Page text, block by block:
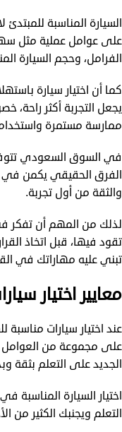
السيارة المناسبة
على عوامل عملية مثل
الفرامل، وحجم السيارة
كما أن اختيار سيارة
يجعل التجربة أكثر
ممارسة مستمرة واستخدام
في السوق السعودي تتوفر
الفرق الحقيقي يكمن في
والثقة من أول تجربة.
لذلك من المهم أن تفكر
تقود فيها، قبل اتخاذ
تبني عليه مهاراتك في
معايير اختيار
عند اختيار سيارات مناسبة
على مجموعة من العوامل
الجديد على التعلم بثقة
اختيار السيارة
التعلم ويجنبك الكثير من